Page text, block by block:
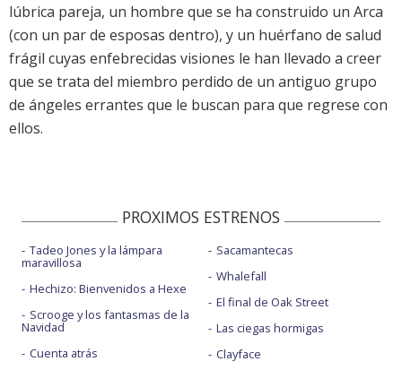
lúbrica pareja, un hombre que se ha construido un Arca
(con un par de esposas dentro), y un huérfano de salud
frágil cuyas enfebrecidas visiones le han llevado a creer
que se trata del miembro perdido de un antiguo grupo
de ángeles errantes que le buscan para que regrese con
ellos.
PROXIMOS ESTRENOS
Tadeo Jones y la lámpara
maravillosa
Hechizo: Bienvenidos a Hexe
Scrooge y los fantasmas de la
Navidad
Cuenta atrás
Sacamantecas
Whalefall
El final de Oak Street
Las ciegas hormigas
Clayface